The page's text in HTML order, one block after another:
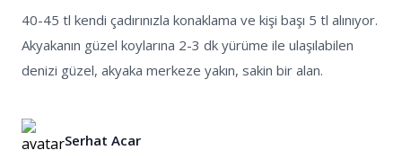
40-45 tl kendi çadırınızla konaklama ve kişi başı 5 tl alınıyor.
Akyakanın güzel koylarına 2-3 dk yürüme ile ulaşılabilen
denizi güzel, akyaka merkeze yakın, sakin bir alan.
Serhat Acar